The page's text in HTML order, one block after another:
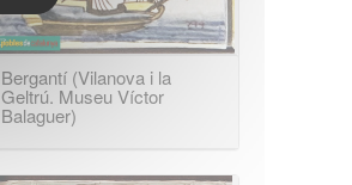
Bergantí (Vilanova i la
Geltrú. Museu Víctor
Balaguer)